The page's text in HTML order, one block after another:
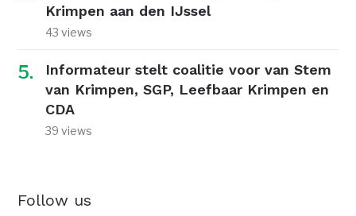
Krimpen aan den IJssel
43 views
Informateur stelt coalitie voor van Stem
van Krimpen, SGP, Leefbaar Krimpen en
CDA
39 views
Follow us